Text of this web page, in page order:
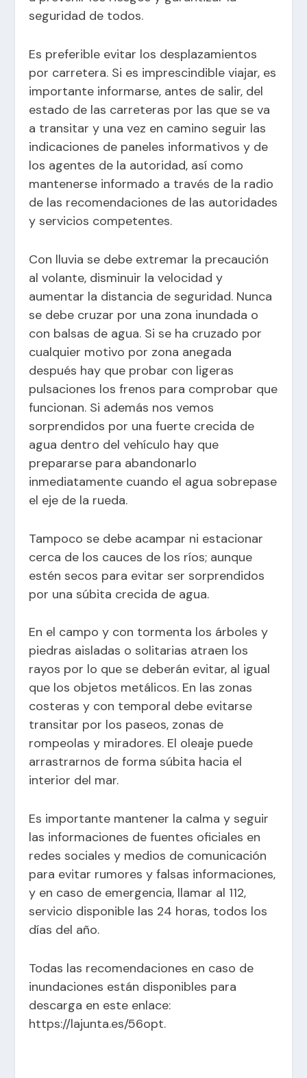
seguridad de todos.
Es preferible evitar los desplazamientos
por carretera. Si es imprescindible viajar, es
importante informarse, antes de salir, del
estado de las carreteras por las que se va
a transitar y una vez en camino seguir las
indicaciones de paneles informativos y de
los agentes de la autoridad, así como
mantenerse informado a través de la radio
de las recomendaciones de las autoridades
y servicios competentes.
Con lluvia se debe extremar la precaución
al volante, disminuir la velocidad y
aumentar la distancia de seguridad. Nunca
se debe cruzar por una zona inundada o
con balsas de agua. Si se ha cruzado por
cualquier motivo por zona anegada
después hay que probar con ligeras
pulsaciones los frenos para comprobar que
funcionan. Si además nos vemos
sorprendidos por una fuerte crecida de
agua dentro del vehículo hay que
prepararse para abandonarlo
inmediatamente cuando el agua sobrepase
el eje de la rueda.
Tampoco se debe acampar ni estacionar
cerca de los cauces de los ríos; aunque
estén secos para evitar ser sorprendidos
por una súbita crecida de agua.
En el campo y con tormenta los árboles y
piedras aisladas o solitarias atraen los
rayos por lo que se deberán evitar, al igual
que los objetos metálicos. En las zonas
costeras y con temporal debe evitarse
transitar por los paseos, zonas de
rompeolas y miradores. El oleaje puede
arrastrarnos de forma súbita hacia el
interior del mar.
Es importante mantener la calma y seguir
las informaciones de fuentes oficiales en
redes sociales y medios de comunicación
para evitar rumores y falsas informaciones,
y en caso de emergencia, llamar al 112,
servicio disponible las 24 horas, todos los
días del año.
Todas las recomendaciones en caso de
inundaciones están disponibles para
descarga en este enlace:
https://lajunta.es/56opt.